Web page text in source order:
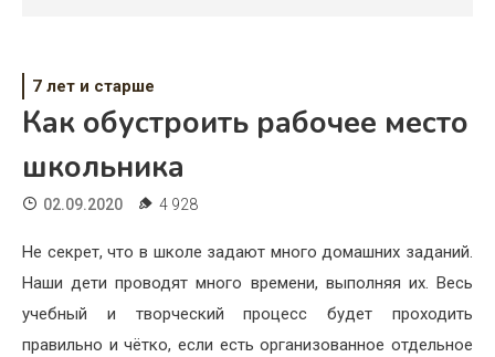
Жизнь
Хобби
Красота
Недвижимость
7 лет и старше
Как обустроить рабочее место
школьника
02.09.2020 4 928
Не секрет, что в школе задают много домашних заданий.
Наши дети проводят много времени, выполняя их. Весь
учебный и творческий процесс будет проходить
правильно и чётко, если есть организованное отдельное